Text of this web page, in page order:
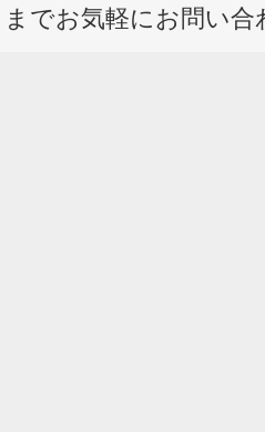
までお気軽にお問い